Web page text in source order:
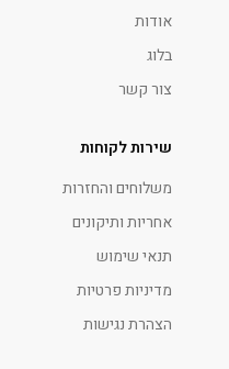
אודות
בלוג
צור קשר
שירות לקוחות
משלוחים והחזרות
אחריות ותיקונים
תנאי שימוש
מדיניות פרטיות
הצהרת נגישות